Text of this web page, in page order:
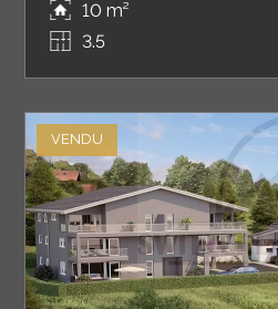
10 m²
3.5
VENDU